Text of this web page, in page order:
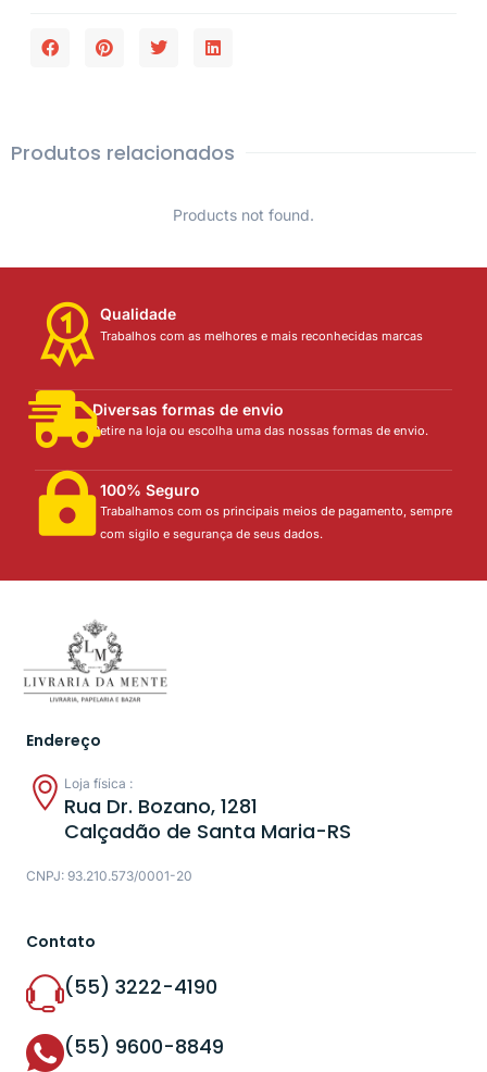
Produtos relacionados
Products not found.
Qualidade
Trabalhos com as melhores e mais reconhecidas marcas
Diversas formas de envio
Retire na loja ou escolha uma das nossas formas de envio.
100% Seguro
Trabalhamos com os principais meios de pagamento, sempre
com sigilo e segurança de seus dados.
Endereço
Loja física :
Rua Dr. Bozano, 1281
Calçadão de Santa Maria-RS
CNPJ: 93.210.573/0001-20
Contato
(55) 3222-4190
(55) 9600-8849